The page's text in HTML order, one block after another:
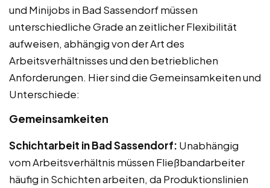
und Minijobs in Bad Sassendorf müssen
unterschiedliche Grade an zeitlicher Flexibilität
aufweisen, abhängig von der Art des
Arbeitsverhältnisses und den betrieblichen
Anforderungen. Hier sind die Gemeinsamkeiten und
Unterschiede:
Gemeinsamkeiten
Schichtarbeit in Bad Sassendorf: Unabhängig
vom Arbeitsverhältnis müssen Fließbandarbeiter
häufig in Schichten arbeiten, da Produktionslinien